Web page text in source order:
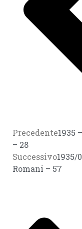
Precedente1935
– 28
Successivo1935/
Romani – 57